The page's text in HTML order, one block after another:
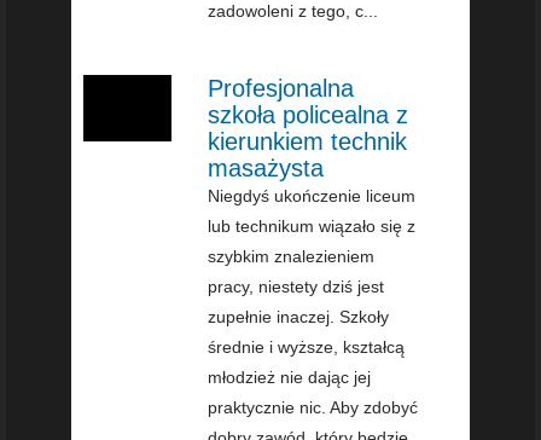
zadowoleni z tego, c...
Profesjonalna
szkoła policealna z
kierunkiem technik
masażysta
Niegdyś ukończenie liceum
lub technikum wiązało się z
szybkim znalezieniem
pracy, niestety dziś jest
zupełnie inaczej. Szkoły
średnie i wyższe, kształcą
młodzież nie dając jej
praktycznie nic. Aby zdobyć